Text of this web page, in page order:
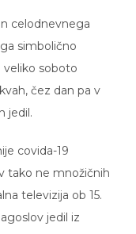
celodnevnega
simbolično
veliko soboto
čez dan pa v
jedil.
covida-19
tako ne množičnih
televizija ob 15.
jedil iz